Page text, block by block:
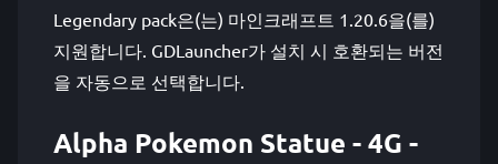
Legendary pack은(는) 마인크래프트 1.20.6을(를)
지원합니다. GDLauncher가 설치 시 호환되는 버전
을 자동으로 선택합니다.
Alpha Pokemon Statue - 4G -